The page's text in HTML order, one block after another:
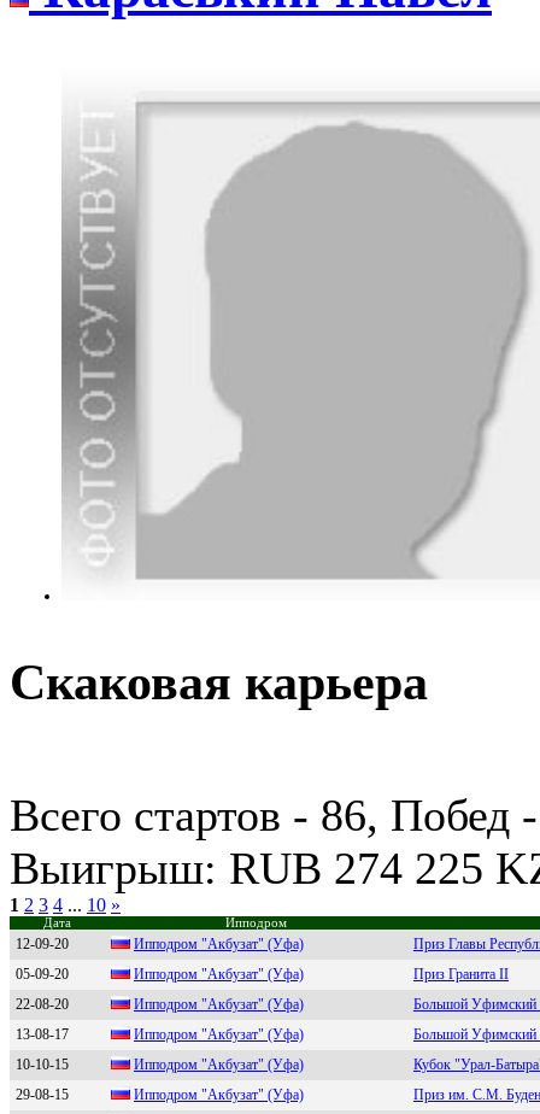
Скаковая карьера
Всего стартов - 86,
Выигрыш: RUB 274 225
1 2 3 4 ... 10 »
Дата Ипподром
12-09-20 Иппoдpoм "Aкбузaт" (Уфa)
Приз Главы
05-09-20
Иппoдpoм "Aкбузат" (Уфа)
Приз Гранита II
22-08-20
Иппoдpoм "Aкбузат" (Уфа)
Большой Уфимский
13-08-17
Ипподром "Aкбузат" (Уфа)
Большой Уфимский
10-10-15
Иппoдрoм "Aкбузат" (Уфа)
Кубок "Урал-
29-08-15
Ипподром "Акбузат" (Уфа)
Приз им. С.М.